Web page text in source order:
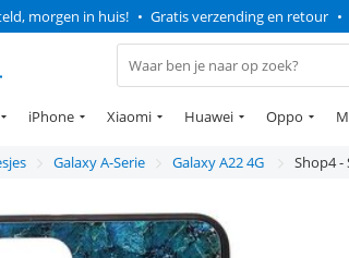
morgen in huis! • Gratis verzending en retour •
iPhone Xiaomi Huawei Oppo
Galaxy A-Serie Galaxy A22 4G Shop4 -